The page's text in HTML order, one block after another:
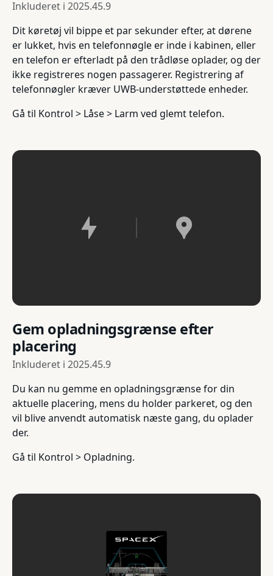
Inkluderet i 2025.45.9
Dit køretøj vil bippe et par sekunder efter, at dørene
er lukket, hvis en telefonnøgle er inde i kabinen, eller
en telefon er efterladt på den trådløse oplader, og der
ikke registreres nogen passagerer. Registrering af
telefonnøgler kræver UWB-understøttede enheder.
Gå til Kontrol > Låse > Larm ved glemt telefon.
Gem opladningsgrænse efter
placering
Inkluderet i 2025.45.9
Du kan nu gemme en opladningsgrænse for din
aktuelle placering, mens du holder parkeret, og den
vil blive anvendt automatisk næste gang, du oplader
der.
Gå til Kontrol > Opladning.